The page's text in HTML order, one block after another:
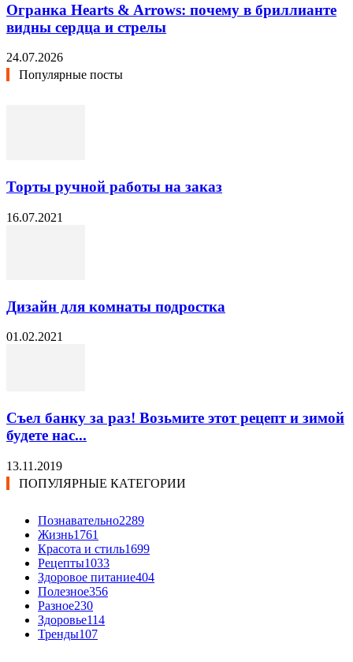
Огранка Hearts & Arrows: почему в бриллианте
видны сердца и стрелы
24.07.2026
Популярные посты
Торты ручной работы на заказ
16.07.2021
Дизайн для комнаты подростка
01.02.2021
Съел банку за раз! Возьмите этот рецепт и зимой
будете нас...
13.11.2019
ПОПУЛЯРНЫЕ КАТЕГОРИИ
Познавательно2289
Жизнь1761
Красота и стиль1699
Рецепты1033
Здоровое питание404
Полезное356
Разное230
Здоровье114
Тренды107